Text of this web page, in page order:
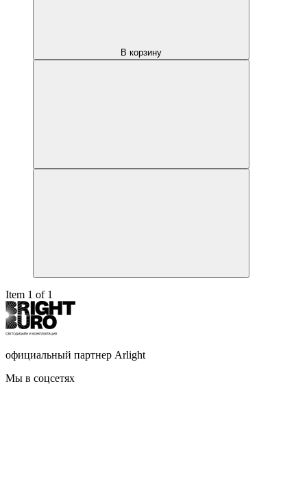
В корзину
Item 1 of 1
официальный партнер Arlight
Мы в соцсетях